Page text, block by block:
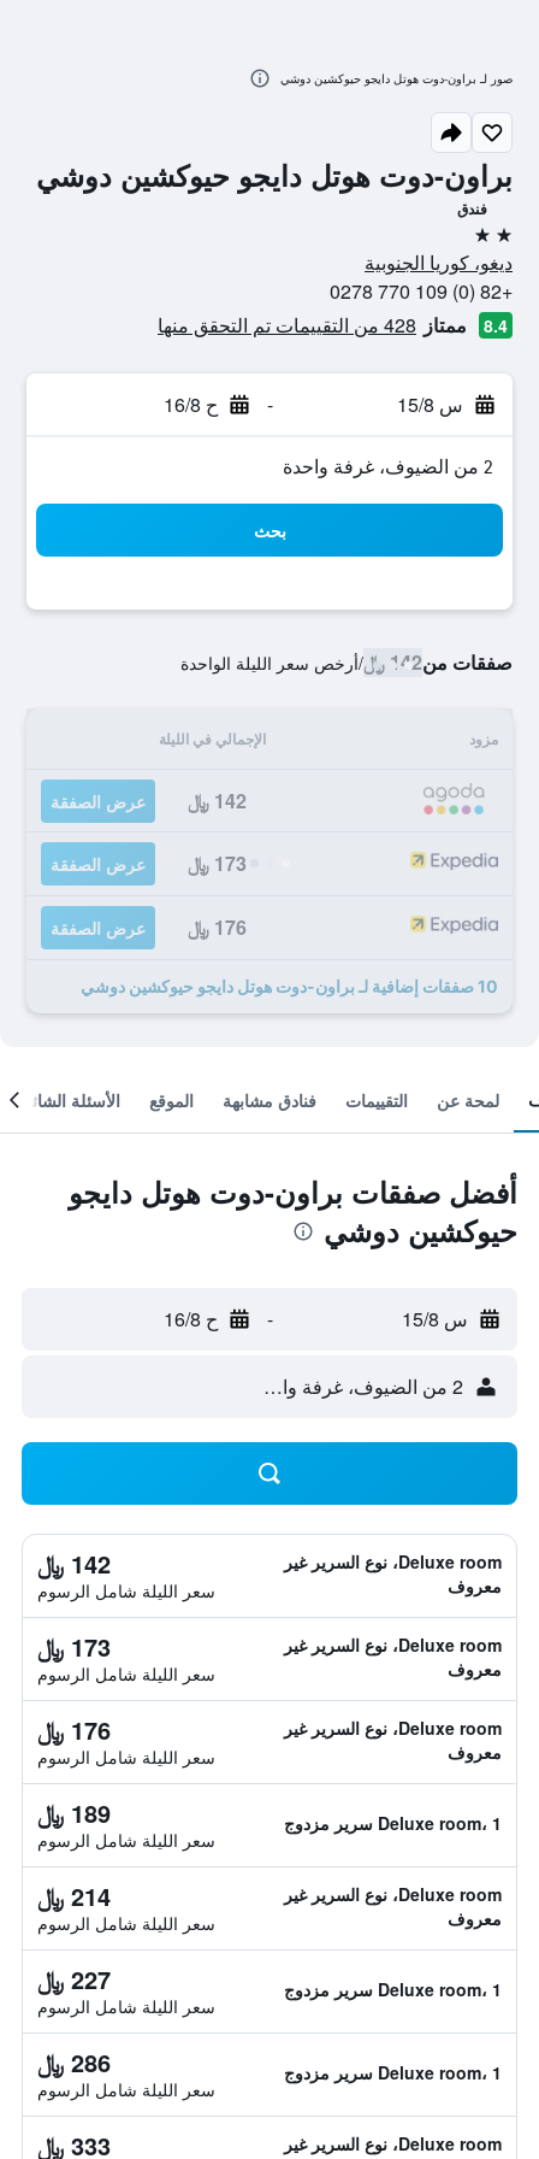
براون-دوت هوتل دايجو حيوكشين دوشي
فندق
2 نجمتين
ديغو، كوريا الجنوبية
+82 (0) 109 770 0278
8.4 ممتاز 428 من التقييمات تم التحقق منها
س 15/8 - ح 16/8
2 من الضيوف، غرفة واحدة
بحث
صفقات من142 ﷼ /أرخص سعر الليلة الواحدة
مزود الإجمالي في الليلة
142 ﷼ عرض الصفقة
173 ﷼ عرض الصفقة
176 ﷼ عرض الصفقة
10 صفقات إضافية لـ براون-دوت هوتل دايجو حيوكشين دوشي
صور لـ براون-دوت هوتل دايجو حيوكشين دوشي
لمحة عن التقييمات فنادق مشابهة الموقع الأسئلة الشائعة
أفضل صفقات براون-دوت هوتل دايجو
حيوكشين دوشي
س 15/8 - ح 16/8
2 من الضيوف، غرفة واحدة
Deluxe room، نوع السرير غير
معروف
142 ﷼
سعر الليلة شامل الرسوم
Deluxe room، نوع السرير غير
معروف
173 ﷼
سعر الليلة شامل الرسوم
Deluxe room، نوع السرير غير
معروف
176 ﷼
سعر الليلة شامل الرسوم
Deluxe room، 1 سرير مزدوج 189 ﷼
سعر الليلة شامل الرسوم
Deluxe room، نوع السرير غير
معروف
214 ﷼
سعر الليلة شامل الرسوم
Deluxe room، 1 سرير مزدوج 227 ﷼
سعر الليلة شامل الرسوم
Deluxe room، 1 سرير مزدوج 286 ﷼
سعر الليلة شامل الرسوم
Deluxe room، نوع السرير غير
333 ﷼